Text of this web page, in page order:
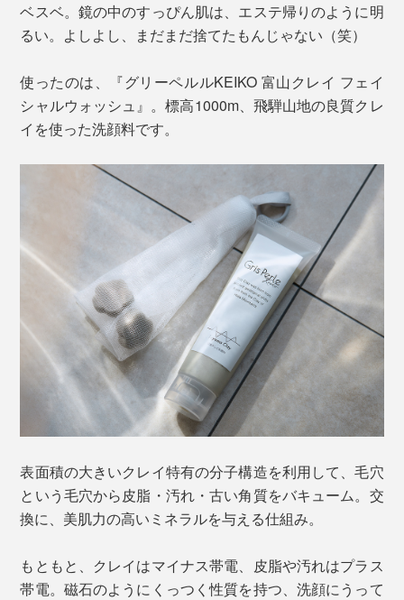
ベスベ。鏡の中のすっぴん肌は、エステ帰りのように明
るい。よしよし、まだまだ捨てたもんじゃない（笑）
使ったのは、『グリーペルルKEIKO 富山クレイ フェイ
シャルウォッシュ』。標高1000m、飛騨山地の良質クレ
イを使った洗顔料です。
表面積の大きいクレイ特有の分子構造を利用して、毛穴
という毛穴から皮脂・汚れ・古い角質をバキューム。交
換に、美肌力の高いミネラルを与える仕組み。
もともと、クレイはマイナス帯電、皮脂や汚れはプラス
帯電。磁石のようにくっつく性質を持つ、洗顔にうって